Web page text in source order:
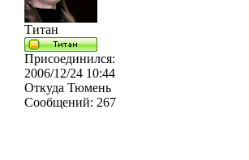
Титан
Присоединился:
2006/12/24 10:44
Откуда Тюмень
Сообщений: 267